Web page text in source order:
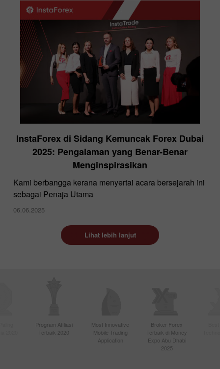
InstaForex di Sidang Kemuncak Forex Dubai
2025: Pengalaman yang Benar-Benar
Menginspirasikan
Kami berbangga kerana menyertai acara bersejarah ini
sebagai Penaja Utama
06.06.2025
Lihat lebih lanjut
Program Afiliasi
Terbaik 2020
Most Innovative
Mobile Trading
Application
Broker Forex
Terbaik di Money
Expo Abu Dhabi
2025